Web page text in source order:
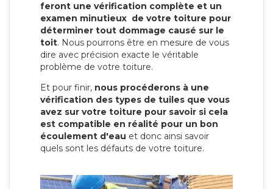
feront une vérification complète et un
examen minutieux de votre toiture pour
déterminer tout dommage causé sur le
toit. Nous pourrons être en mesure de vous
dire avec précision exacte le véritable
problème de votre toiture.
Et pour finir, nous procéderons à une
vérification des types de tuiles que vous
avez sur votre toiture pour savoir si cela
est compatible en réalité pour un bon
écoulement d'eau et donc ainsi savoir
quels sont les défauts de votre toiture.